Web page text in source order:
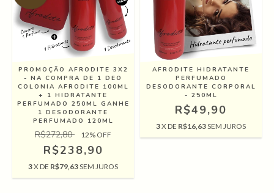
PROMOÇÃO AFRODITE 3X2
- NA COMPRA DE 1 DEO
COLONIA AFRODITE 100ML
+ 1 HIDRATANTE
PERFUMADO 250ML GANHE
1 DESODORANTE
PERFUMADO 120ML
R$272,80 12% OFF
R$238,90
3X DE R$79,63SEM JUROS
AFRODITE HIDRATANTE
PERFUMADO
DESODORANTE CORPORAL
- 250ML
R$49,90
3X DE R$16,63SEM JUROS